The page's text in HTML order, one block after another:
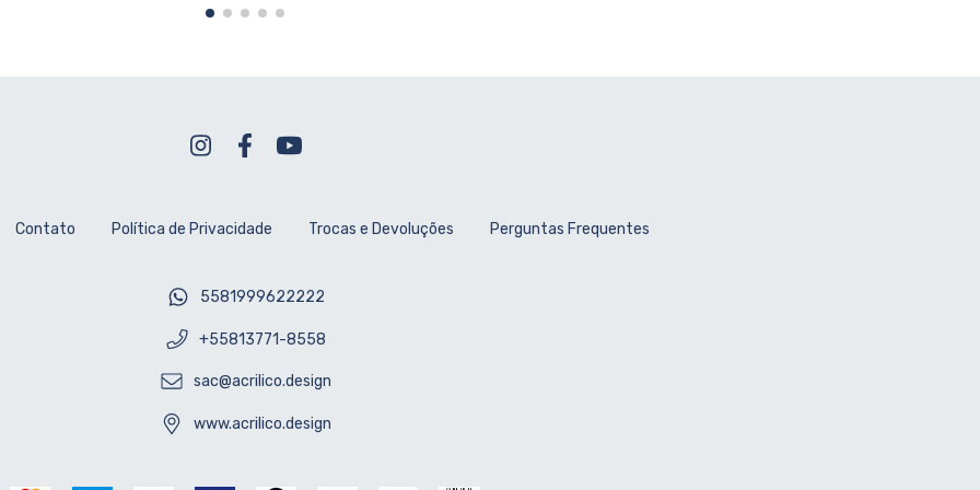
Contato Política de Privacidade Trocas e Devoluções Perguntas Frequentes
5581999622222
+55813771-8558
sac@acrilico.design
www.acrilico.design